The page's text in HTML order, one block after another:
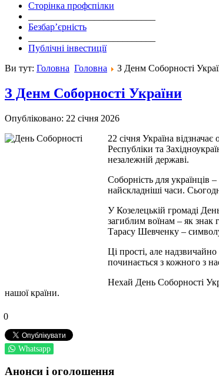
Сторінка профспілки
Безбар’єрність
Публічні інвестиції
Ви тут: Головна Головна З Денм Соборності
З Денм Соборності України
Опубліковано: 22 січня 2026
22 січня Україна
Республіки та
незалежній державі.
Соборність для українців
найскладніші часи.
У Козелецькій громаді
загиблим воїнам – як знак
Тарасу Шевченку – символу
Ці прості, але
починається з кожного з
Нехай День Соборності
нашої країни.
0
Whatsapp
Анонси і оголошення